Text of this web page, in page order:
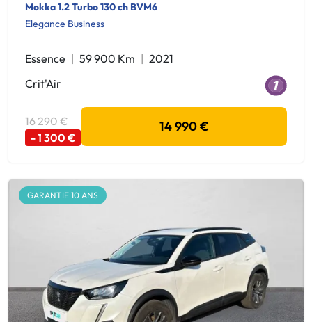
Mokka 1.2 Turbo 130 ch BVM6
Elegance Business
Essence 59 900 Km
2021
Crit'Air
16 290 €
- 1 300 €
14 990 €
GARANTIE 10 ANS